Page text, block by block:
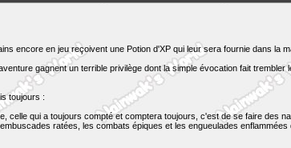
encore en jeu reçoivent une Potion d'XP qui leur sera fournie dans la
gagnent un terrible privilège dont la simple évocation fait
toujours :
celle qui a toujours compté et comptera toujours, c'est de se faire des
ratées, les combats épiques et les engueulades